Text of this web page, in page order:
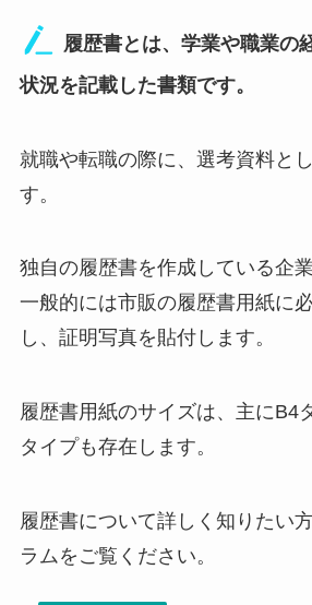
履歴書とは、学業や職業の
状況を記載した書類です。
就職や転職の際に、選考資料と
す。
独自の履歴書を作成している企
一般的には市販の履歴書用紙に
し、証明写真を貼付します。
履歴書用紙のサイズは、主にB4
タイプも存在します。
履歴書について詳しく知りたい
ラムをご覧ください。